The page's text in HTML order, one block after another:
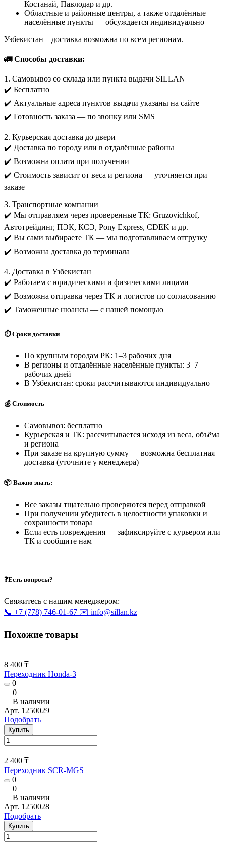
Костанай, Павлодар и др.
Областные и районные центры, а также отдалённые
населённые пункты — обсуждается индивидуально
Узбекистан – доставка возможна по всем регионам.
🚛 Способы доставки:
1. Самовывоз со склада или пункта выдачи SILLAN
✔️ Бесплатно
✔️ Актуальные адреса пунктов выдачи указаны на сайте
✔️ Готовность заказа — по звонку или SMS
2. Курьерская доставка до двери
✔️ Доставка по городу или в отдалённые районы
✔️ Возможна оплата при получении
✔️ Стоимость зависит от веса и региона — уточняется при
заказе
3. Транспортные компании
✔️ Мы отправляем через проверенные ТК: Gruzovichkof,
Автотрейдинг, ПЭК, КСЭ, Pony Express, CDEK и др.
✔️ Вы сами выбираете ТК — мы подготавливаем отгрузку
✔️ Возможна доставка до терминала
4. Доставка в Узбекистан
✔️ Работаем с юридическими и физическими лицами
✔️ Возможна отправка через ТК и логистов по согласованию
✔️ Таможенные нюансы — с нашей помощью
⏱️ Сроки доставки
По крупным городам РК: 1–3 рабочих дня
В регионы и отдалённые населённые пункты: 3–7
рабочих дней
В Узбекистан: сроки рассчитываются индивидуально
💰 Стоимость
Самовывоз: бесплатно
Курьерская и ТК: рассчитывается исходя из веса, объёма
и региона
При заказе на крупную сумму — возможна бесплатная
доставка (уточните у менеджера)
📦 Важно знать:
Все заказы тщательно проверяются перед отправкой
При получении убедитесь в целостности упаковки и
сохранности товара
Если есть повреждения — зафиксируйте с курьером или
ТК и сообщите нам
❓Есть вопросы?
Свяжитесь с нашим менеджером:
📞 +7 (778) 746-01-67 ✉️ info@sillan.kz
Похожие товары
8 400 ₸
Переходник Honda-3
0
0
В наличии
Арт. 1250029
Подобрать
Купить
2 400 ₸
Переходник SCR-MGS
0
0
В наличии
Арт. 1250028
Подобрать
Купить